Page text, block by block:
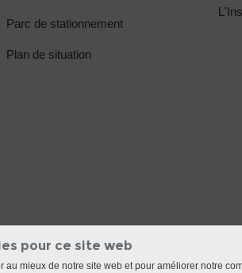
Parc de stationnement
Plan de situation
pour ce site web
mieux de notre site web et pour améliorer notre